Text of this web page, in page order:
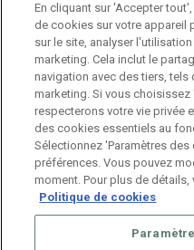
Branch Manager
Anderlecht Temps plein
Job étudiant – HR
Anderlecht Temporaire
En cliquant sur 'Accepter
de cookies sur votre appareil
sur le site, analyser
marketing. Cela inclut le
navigation avec des tiers, tels
marketing. Si vous choisissez
respecterons votre vie privée
des cookies essentiels au
Sélectionnez 'Paramètres
préférences. Vous pouvez
moment. Pour plus de
Politique de cookies